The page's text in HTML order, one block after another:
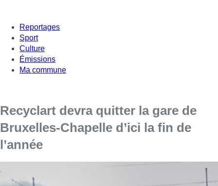
Reportages
Sport
Culture
Émissions
Ma commune
Recyclart devra quitter la gare de
Bruxelles-Chapelle d’ici la fin de
l’année